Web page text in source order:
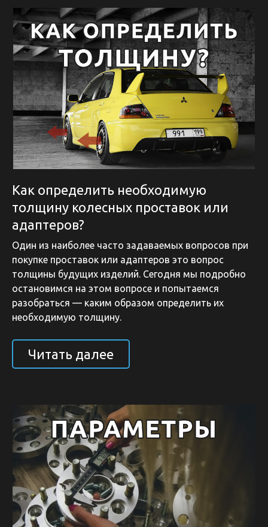
Как определить необходимую
толщину колесных проставок или
адаптеров?
Один из наиболее часто задаваемых вопросов при
покупке проставок или адаптеров это вопрос
толщины будущих изделий. Сегодня мы подробно
остановимся на этом вопросе и попытаемся
разобраться — каким образом определить их
необходимую толщину.
Читать далее